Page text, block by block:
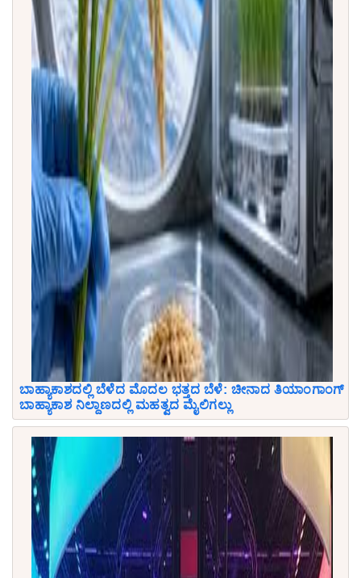
ಬಾಹ್ಯಾಕಾಶದಲ್ಲಿ ಬೆಳೆದ ಮೊದಲ ಭತ್ತದ ಬೆಳೆ: ಚೀನಾದ ತಿಯಾಂಗಾಂಗ್
ಬಾಹ್ಯಾಕಾಶ ನಿಲ್ದಾಣದಲ್ಲಿ ಮಹತ್ವದ ಮೈಲಿಗಲ್ಲು